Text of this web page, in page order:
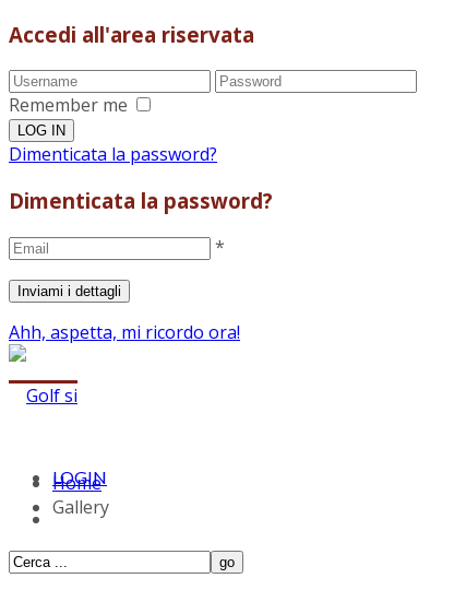
Accedi all'area riservata
Remember me
Dimenticata la password?
Dimenticata la password?
*
Ahh, aspetta, mi ricordo ora!
LOGIN
Home
Gallery